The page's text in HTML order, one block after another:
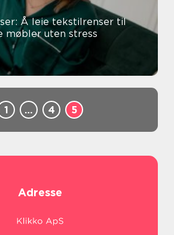
Å leie tekstilrenser til
møbler uten stress
1 … 4 5
Adresse